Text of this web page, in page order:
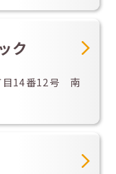
ク
目14番12号 南